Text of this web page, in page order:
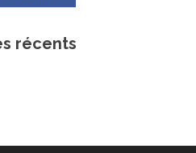
récents